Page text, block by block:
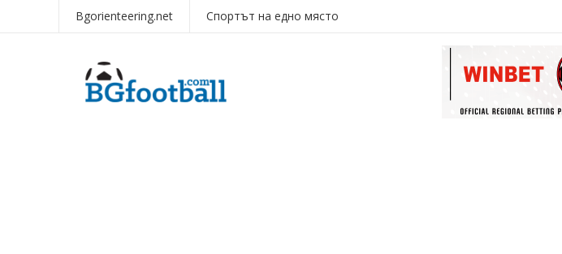
Bgorienteering.net Спортът на едно място